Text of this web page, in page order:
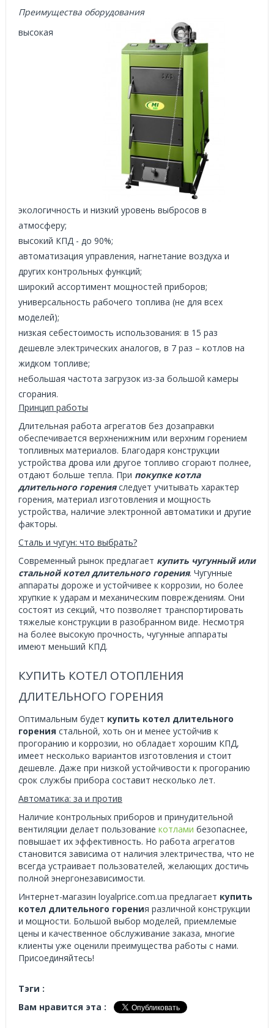
Преимущества оборудования
высокая
экологичность и низкий уровень выбросов в
атмосферу;
высокий КПД - до 90%;
автоматизация управления, нагнетание воздуха и
других контрольных функций;
широкий ассортимент мощностей приборов;
универсальность рабочего топлива (не для всех
моделей);
низкая себестоимость использования: в 15 раз
дешевле электрических аналогов, в 7 раз – котлов на
жидком топливе;
небольшая частота загрузок из-за большой камеры
сгорания.
Принцип работы
Длительная работа агрегатов без дозаправки
обеспечивается верхненижним или верхним горением
топливных материалов. Благодаря конструкции
устройства дрова или другое топливо сгорают полнее,
отдают больше тепла. При покупке котла
длительного горенияследует учитывать характер
горения, материал изготовления и мощность
устройства, наличие электронной автоматики и другие
факторы.
Сталь и чугун: что выбрать?
Современный рынок предлагает купить чугунный или
стальной котел длительного горения. Чугунные
аппараты дороже и устойчивее к коррозии, но более
хрупкие к ударам и механическим повреждениям. Они
состоят из секций, что позволяет транспортировать
тяжелые конструкции в разобранном виде. Несмотря
на более высокую прочность, чугунные аппараты
имеют меньший КПД.
КУПИТЬ КОТЕЛ ОТОПЛЕНИЯ
ДЛИТЕЛЬНОГО ГОРЕНИЯ
Оптимальным будет купить котел длительного
горения стальной, хоть он и менее устойчив к
прогоранию и коррозии, но обладает хорошим КПД,
имеет несколько вариантов изготовления и стоит
дешевле. Даже при низкой устойчивости к прогоранию
срок службы прибора составит несколько лет.
Автоматика: за и против
Наличие контрольных приборов и принудительной
вентиляции делает пользование котлами безопаснее,
повышает их эффективность. Но работа агрегатов
становится зависима от наличия электричества, что не
всегда устраивает пользователей, желающих достичь
полной энергонезависимости.
Интернет-магазин loyalprice.com.ua предлагает купить
котел длительного горения различной конструкции
и мощности. Большой выбор моделей, приемлемые
цены и качественное обслуживание заказа, многие
клиенты уже оценили преимущества работы с нами.
Присоединяйтесь!
Тэги :
Вам нравится эта :